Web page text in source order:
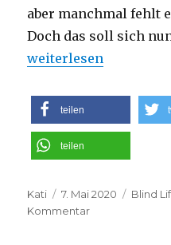
aber manchmal fehlt
Doch das soll sich
„Ein Lebenszeichen“
weiterlesen
teilen
teilen
Autor
Kati
Veröffentlicht
am
7. Mai 2020 Blind
Kommentarzu